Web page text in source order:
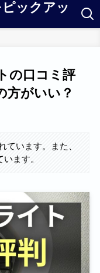
ックアッ
の口コミ評
方がいい？
ています。また、
ます。